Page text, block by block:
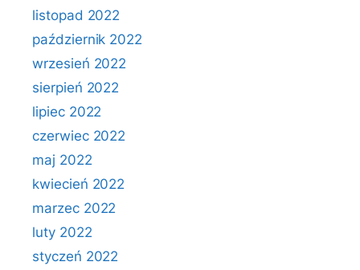
listopad 2022
październik 2022
wrzesień 2022
sierpień 2022
lipiec 2022
czerwiec 2022
maj 2022
kwiecień 2022
marzec 2022
luty 2022
styczeń 2022